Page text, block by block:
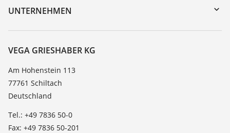
DTM Collection/PACTware
Trainings
Beständigkeitsliste
TeamViewer
UNTERNEHMEN
Karriere
Über VEGA
Kontakt
News
Presse
Blog
VEGA GRIESHABER KG
Am Hohenstein 113
77761 Schiltach
Deutschland
Tel.: +49 7836 50-0
Fax: +49 7836 50-201